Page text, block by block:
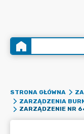
STRONA GŁÓWNA
ZARZĄDZENIA